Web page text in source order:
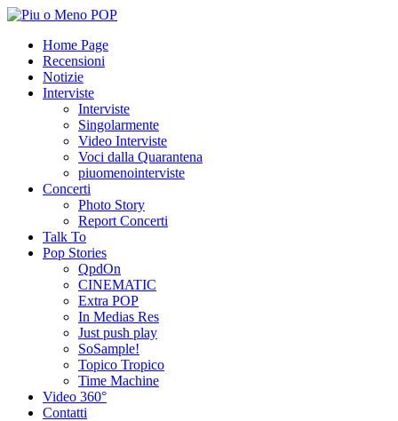
Home Page
Recensioni
Notizie
Interviste
Interviste
Singolarmente
Video Interviste
Voci dalla Quarantena
piuomenointerviste
Concerti
Photo Story
Report Concerti
Talk To
Pop Stories
QpdOn
CINEMATIC
Extra POP
In Medias Res
Just push play
SoSample!
Topico Tropico
Time Machine
Video 360°
Contatti